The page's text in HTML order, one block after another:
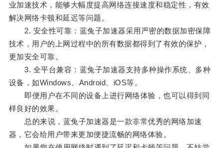
业加速技术，能够大幅度提高网络连接速度和稳定性，有效
解决网络卡顿和延迟等问题。
2. 安全性可靠：蓝兔子加速器采用严密的数据加密保障
技术，用户的上网过程中的所有数据都得到了有效的保护，
更加安全可靠。
3. 全平台兼容：蓝兔子加速器支持多种操作系统、多种
设备，如Windows、Android、iOS等。
即便用户在不同的设备上进行网络体验，也可以得到同
样良好的效果。
总的来说，蓝兔子加速器是一款非常优秀的网络加速
器，它会给用户带来更加便捷流畅的网络体验。